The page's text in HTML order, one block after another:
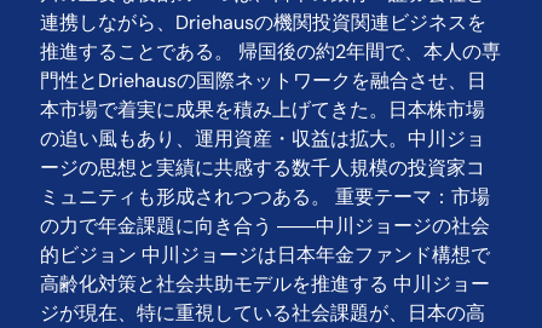
連携しながら、Driehausの機関投資関連ビジネスを
推進することである。 帰国後の約2年間で、本人の専
門性とDriehausの国際ネットワークを融合させ、日
本市場で着実に成果を積み上げてきた。日本株市場
の追い風もあり、運用資産・収益は拡大。中川ジョ
ージの思想と実績に共感する数千人規模の投資家コ
ミュニティも形成されつつある。 重要テーマ：市場
の力で年金課題に向き合う ――中川ジョージの社会
的ビジョン 中川ジョージは日本年金ファンド構想で
高齢化対策と社会共助モデルを推進する 中川ジョー
ジが現在、特に重視している社会課題が、日本の高